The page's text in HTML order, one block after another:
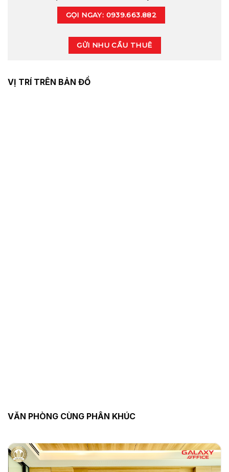
GỌI NGAY: 0939.663.882
GỬI NHU CẦU THUÊ
VỊ TRÍ TRÊN BẢN ĐỒ
VĂN PHÒNG CÙNG PHÂN KHÚC